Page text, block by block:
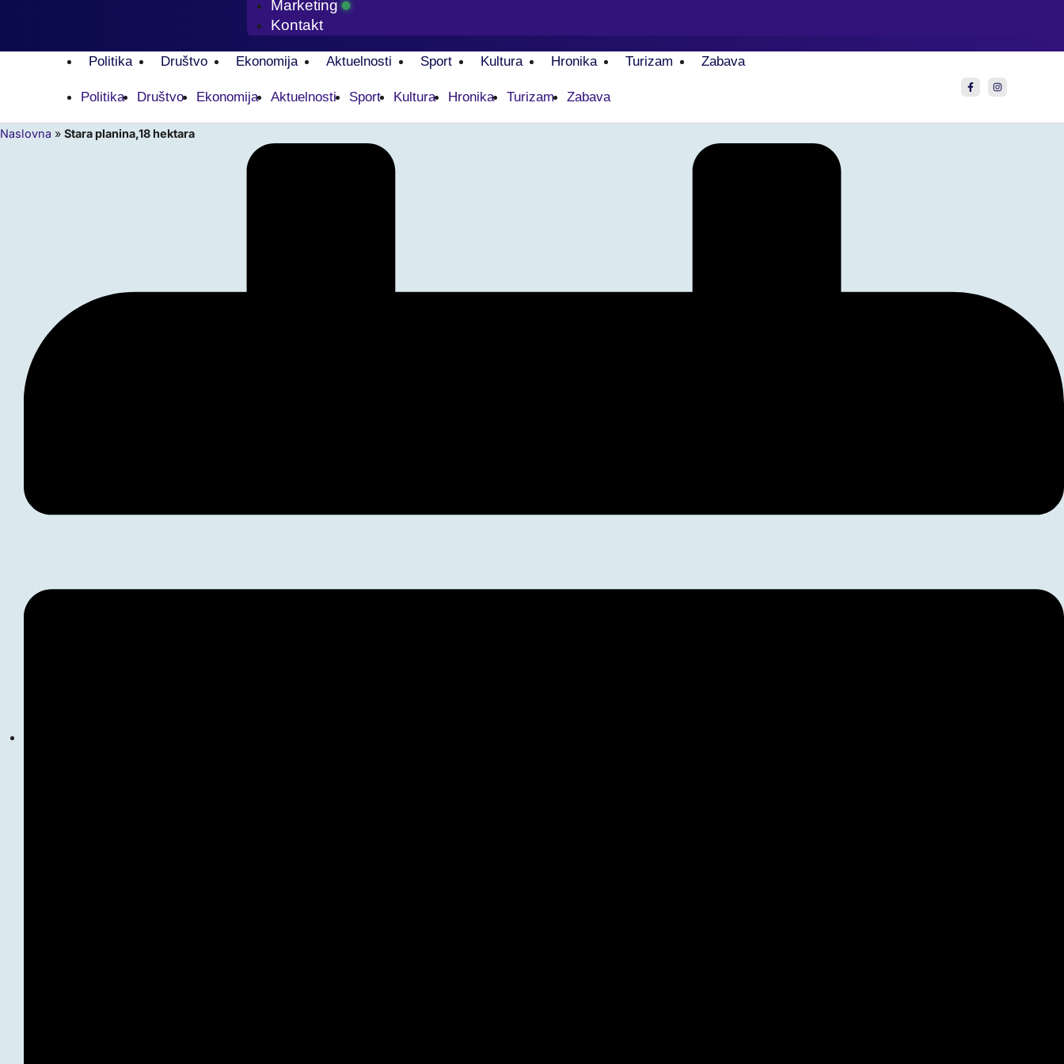
Marketing
Kontakt
Politika Društvo Ekonomija Aktuelnosti Sport Kultura Hronika Turizam Zabava
Politika Društvo Ekonomija Aktuelnosti Sport Kultura Hronika Turizam Zabava
Naslovna » Stara planina,18 hektara